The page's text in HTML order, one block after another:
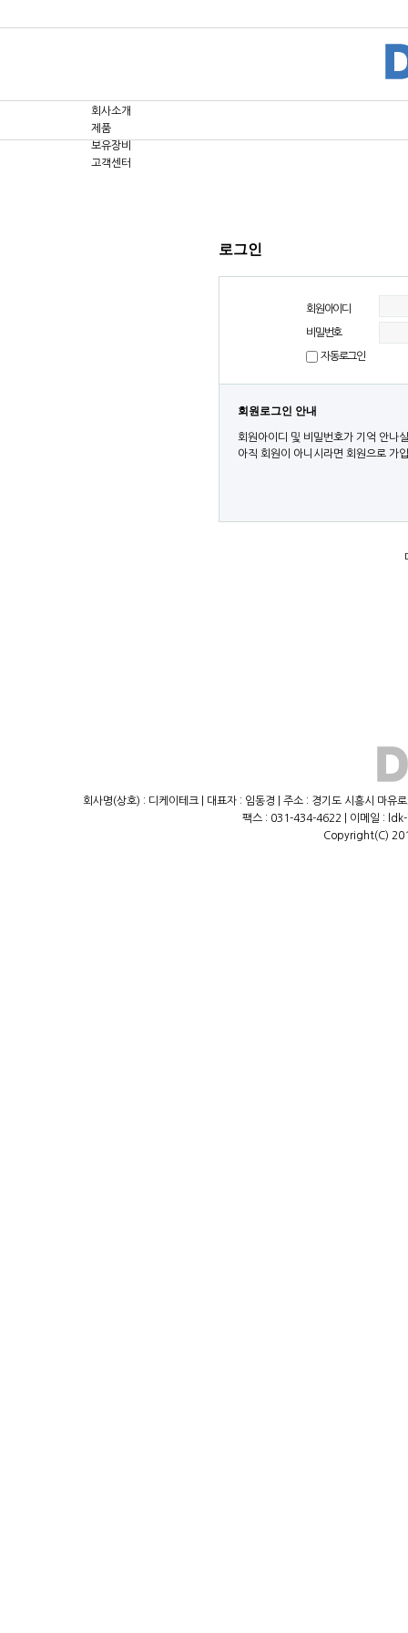
회사소개
제품
보유장비
고객센터
로그인
회원아이디
비밀번호
자동로그인
회원로그인 안내
회원아이디 및 비밀번호가 기억 안나
아직 회원이 아니시라면 회원으로 가
회사명(상호) : 디케이테크 | 대표자 : 임동경 | 주소 : 경기도 시흥시 마
팩스 : 031-434-4622 | 이메일 :
Copyright(C)